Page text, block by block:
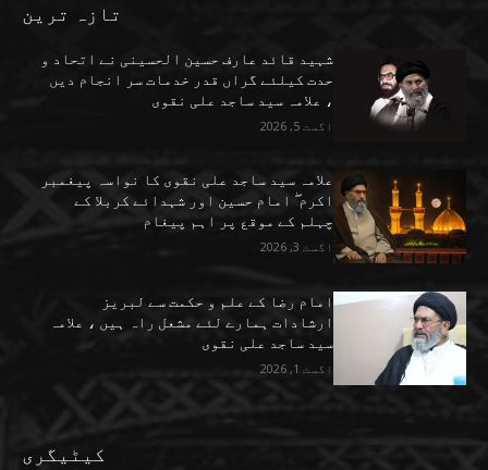
تازہ ترین
شہید قائد عارف حسین الحسینی نے اتحاد و
حدت کیلئے گراں قدر خدمات سر انجام دیں
، علامہ سید ساجد علی نقوی
اگست 5, 2026
علامہ سید ساجد علی نقوی کا نواسہ پیغمبر
اکرم ۖ امام حسین اور شہدائے کربلا کے
چہلم کے موقع پر اہم پیغام
اگست 3, 2026
امام رضا کے علم و حکمت سے لبریز
ارشادات ہمارے لئے مشعل راہ ہیں ، علامہ
سید ساجد علی نقوی
اگست 1, 2026
کیٹیگری